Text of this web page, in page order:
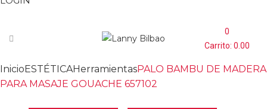
0
Carrito: 0.00
InicioESTÉTICAHerramientasPALO BAMBU DE MADERA
PARA MASAJE GOUACHE 657102